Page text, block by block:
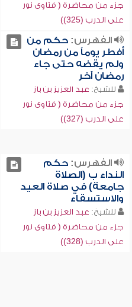
جزء من محاضرة ( فتاوى نور
على الدرب (325))
الفهرس:حكم من
أفطر يوماً من رمضان
ولم يقضه حتى جاء
رمضان آخر
للشيخ: عبد العزيز بن باز
جزء من محاضرة ( فتاوى نور
على الدرب (327))
الفهرس:حكم
النداء ب (الصلاة
جامعة) في صلاة العيد
والاستسقاء
للشيخ: عبد العزيز بن باز
جزء من محاضرة ( فتاوى نور
على الدرب (328))